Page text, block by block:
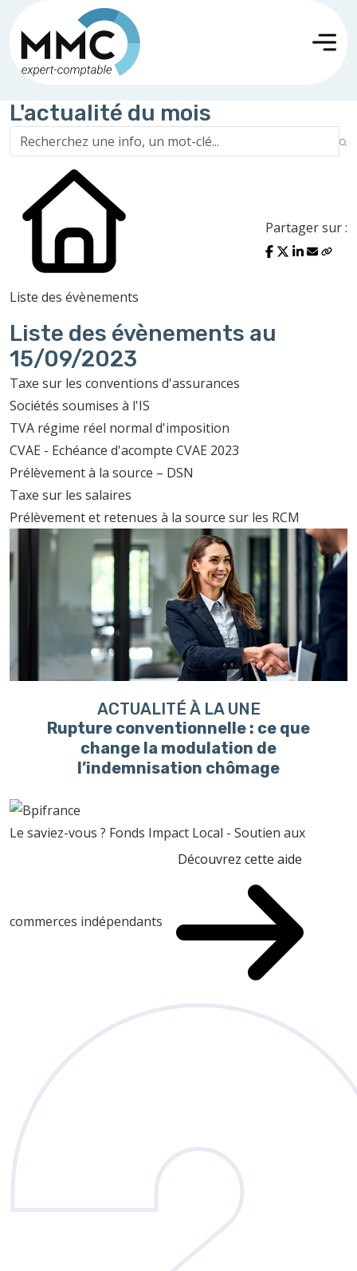
L'actualité du mois
Liste des évènements
Partager sur :
Liste des évènements au
15/09/2023
Taxe sur les conventions d'assurances
Sociétés soumises à l'IS
TVA régime réel normal d'imposition
CVAE - Echéance d'acompte CVAE 2023
Prélèvement à la source – DSN
Taxe sur les salaires
Prélèvement et retenues à la source sur les RCM
ACTUALITÉ À LA UNE
Rupture conventionnelle : ce que
change la modulation de
l’indemnisation chômage
Le saviez-vous ? Fonds Impact Local - Soutien aux
commerces indépendants
Découvrez cette aide